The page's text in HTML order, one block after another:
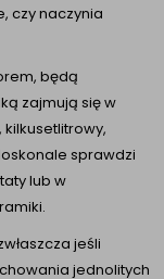
czy naczynia
będą
zajmują się w
sprawdzi
lub w
jeśli
jednolitych